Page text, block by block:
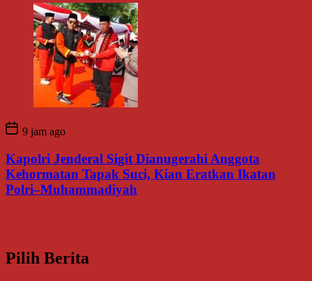
9 jam ago
Kapolri Jenderal Sigit Dianugerahi Anggota
Kehormatan Tapak Suci, Kian Eratkan Ikatan
Polri–Muhammadiyah
Pilih Berita